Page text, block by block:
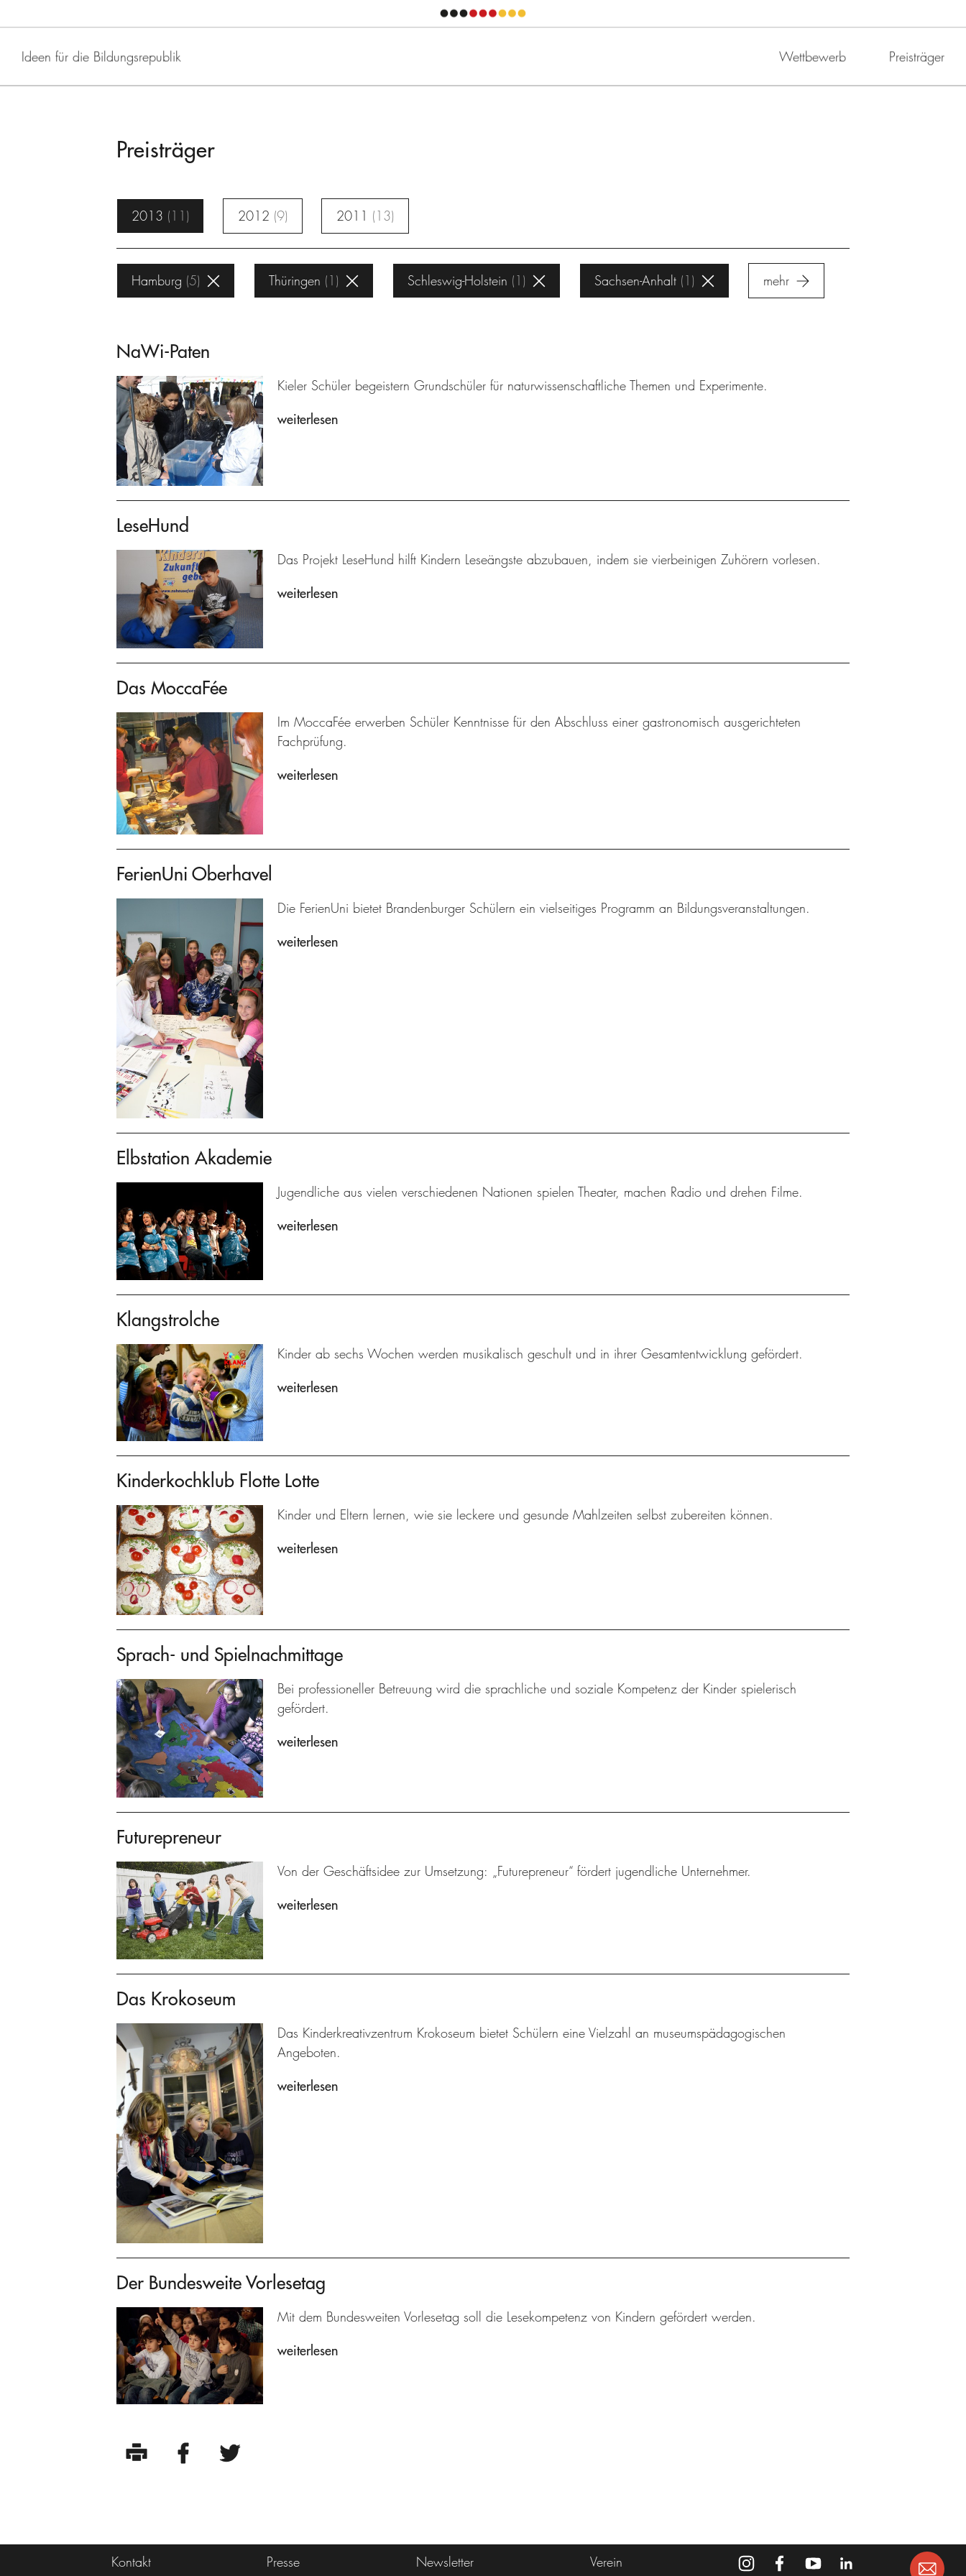
Ideen für die Bildungsrepublik Wettbewerb Preisträger
Preisträger
2013 11 2012 9 2011 13
Hamburg 5 Thüringen 1 Schleswig-Holstein 1 Sachsen-Anhalt 1 mehr
NaWi-Paten
Kieler Schüler begeistern Grundschüler für naturwissenschaftliche Themen und Experimente.
weiterlesen
LeseHund
Das Projekt LeseHund hilft Kindern Leseängste abzubauen, indem sie vierbeinigen Zuhörern vorlesen.
weiterlesen
Das MoccaFée
Im MoccaFée erwerben Schüler Kenntnisse für den Abschluss einer gastronomisch ausgerichteten
Fachprüfung.
weiterlesen
FerienUni Oberhavel
Die FerienUni bietet Brandenburger Schülern ein vielseitiges Programm an Bildungsveranstaltungen.
weiterlesen
Elbstation Akademie
Jugendliche aus vielen verschiedenen Nationen spielen Theater, machen Radio und drehen Filme.
weiterlesen
Klangstrolche
Kinder ab sechs Wochen werden musikalisch geschult und in ihrer Gesamtentwicklung gefördert.
weiterlesen
Kinderkochklub Flotte Lotte
Kinder und Eltern lernen, wie sie leckere und gesunde Mahlzeiten selbst zubereiten können.
weiterlesen
Sprach- und Spielnachmittage
Bei professioneller Betreuung wird die sprachliche und soziale Kompetenz der Kinder spielerisch
gefördert.
weiterlesen
Futurepreneur
Von der Geschäftsidee zur Umsetzung: „Futurepreneur“ fördert jugendliche Unternehmer.
weiterlesen
Das Krokoseum
Das Kinderkreativzentrum Krokoseum bietet Schülern eine Vielzahl an museumspädagogischen
Angeboten.
weiterlesen
Der Bundesweite Vorlesetag
Mit dem Bundesweiten Vorlesetag soll die Lesekompetenz von Kindern gefördert werden.
weiterlesen
Kontakt Presse Newsletter Verein